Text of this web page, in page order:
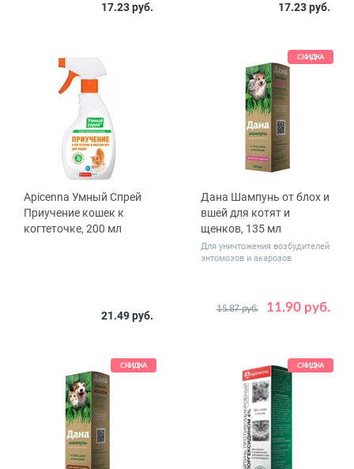
17.23 руб. 17.23 руб.
Apicenna Умный Спрей
Приучение кошек к
когтеточке, 200 мл
21.49 руб.
СКИДКА
Дана Шампунь от блох и
вшей для котят и
щенков, 135 мл
Для уничтожения возбудителей
энтомозов и акарозов
11.90 руб.
15.87 руб.
СКИДКА СКИДКА